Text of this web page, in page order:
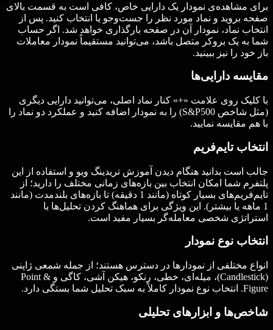
برای مشاهده‌ی نمودار یک دارایی خاص، کافی‌ است به قسمت بالای
صفحه بروید و نماد مورد نظر را جست‌وجو یا انتخاب کنید. پس از
انتخاب نماد، نمودار آن در صفحه بارگذاری خواهد شد. اگر حساب
شما به یک بروکر متصل باشد، می‌توانید مستقیماً نمودار معاملات
باز خود را نیز ببینید.
مقایسه دارایی‌ها
با کلیک روی علامت «+» کنار نماد اصلی، می‌توانید دارایی دیگری
(مثل شاخص S&P500) را به نمودار اضافه کنید و عملکرد دو نماد را
با هم مقایسه نمایید.
انتخاب تایم‌فریم
جالب است بدانید هنگام دیدن آموزش تریدینگ ویو و استفاده از این
پلتفرم شما امکان انتخاب بین بازه‌های زمانی مختلف را دارید؛ از
تایم‌فریم‌های بسیار کوتاه (مانند 1 دقیقه) تا بازه‌های بلندمدت (مانند
1 ماهه یا بیشتر). این ویژگی برای هماهنگ کردن تحلیل‌ها با
استراتژی شخصی معامله‌گر بسیار مفید است.
انتخاب نوع نمودار
انواع مختلفی از نمودارها در دسترس هستند؛ از جمله شمعی ژاپنی
(Candlestick)، میله‌ای، خطی، رنکو، هیکن آشی، کاگی و Point &
Figure. انتخاب نوع نمودار کاملاً به سبک تحلیل شما بستگی دارد.
شاخص‌ها و ابزارهای تحلیلی